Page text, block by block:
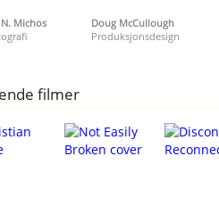
Michos
Doug McCullough
Produksjonsdesign
filmer